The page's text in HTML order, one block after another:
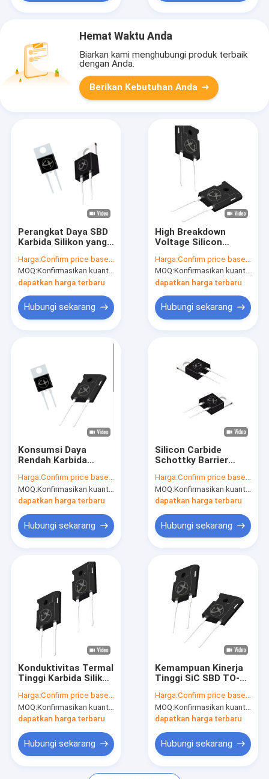
Video
Pertunjukan VR
Tentang Kami
Kontrol Kualitas
Hubungi Kami
Hemat Waktu Anda
Biarkan kami menghubungi produk terbaik
dengan Anda.
Berikan Kebutuhan Anda
Perangkat Daya SBD
Karbida Silikon yang
Unit Pasokan Listrik
Harga:Confirm price based on part number
MOQ:Konfirmasikan kuantitas berdasarkan nomor bagian
dapatkan harga terbaru
Hubungi sekarang
High Breakdown
Voltage Silicon
Barrier Diode Untuk
Industri
Harga:Confirm price based on part number
MOQ:Konfirmasikan kuantitas berdasarkan nomor bagian
dapatkan harga terbaru
Hubungi sekarang
Konsumsi Daya
Rendah Karbida
247AC Untuk Mesin
Cuci
Harga:Confirm price based on part number
MOQ:Konfirmasikan kuantitas berdasarkan nomor bagian
dapatkan harga terbaru
Hubungi sekarang
Silicon Carbide
Schottky Barrier
Photovoltaic
Harga:Confirm price based on part number
MOQ:Konfirmasikan kuantitas berdasarkan nomor bagian
dapatkan harga terbaru
Hubungi sekarang
Konduktivitas Termal
Tinggi Karbida Silikon
Kontrol Motor
Harga:Confirm price based on part number
MOQ:Konfirmasikan kuantitas berdasarkan nomor bagian
dapatkan harga terbaru
Hubungi sekarang
Kemampuan Kinerja
Tinggi SiC SBD TO-
Elektronik Konsumen
Harga:Confirm price based on part number
MOQ:Konfirmasikan kuantitas berdasarkan nomor bagian
dapatkan harga terbaru
Hubungi sekarang